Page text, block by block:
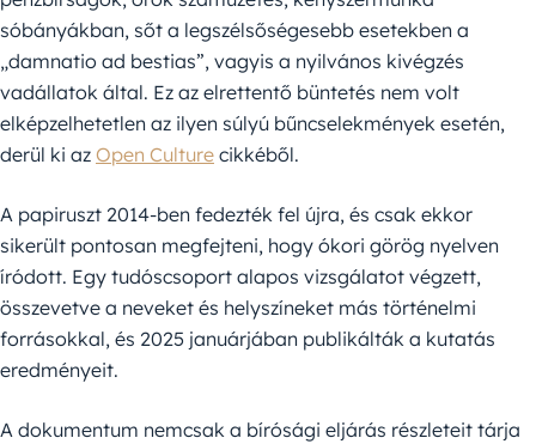
sóbányákban, sőt a legszélsőségesebb esetekben a
„damnatio ad bestias”, vagyis a nyilvános kivégzés
vadállatok által. Ez az elrettentő büntetés nem volt
elképzelhetetlen az ilyen súlyú bűncselekmények esetén,
derül ki az Open Culture cikkéből.
A papiruszt 2014-ben fedezték fel újra, és csak ekkor
sikerült pontosan megfejteni, hogy ókori görög nyelven
íródott. Egy tudóscsoport alapos vizsgálatot végzett,
összevetve a neveket és helyszíneket más történelmi
forrásokkal, és 2025 januárjában publikálták a kutatás
eredményeit.
A dokumentum nemcsak a bírósági eljárás részleteit tárja